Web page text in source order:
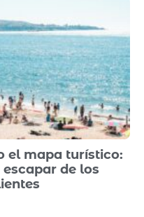
el mapa turístico:
de los